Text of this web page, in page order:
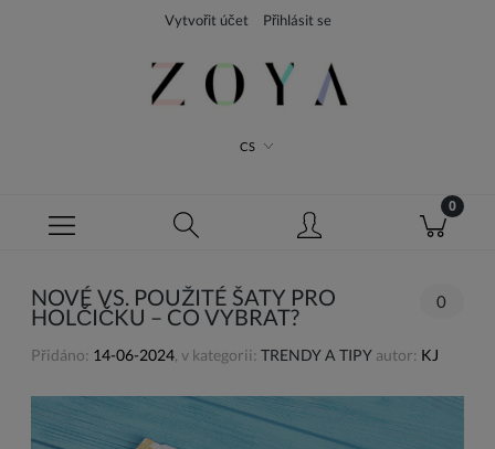
Vytvořit účet Přihlásit se
CS
NOVÉ VS. POUŽITÉ ŠATY PRO
HOLČIČKU – CO VYBRAT?
0
Přidáno: 14-06-2024, v kategorii: TRENDY A TIPY autor: KJ